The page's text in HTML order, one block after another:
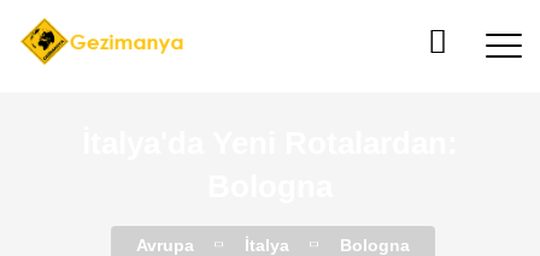
Avrupa İtalya Bologna